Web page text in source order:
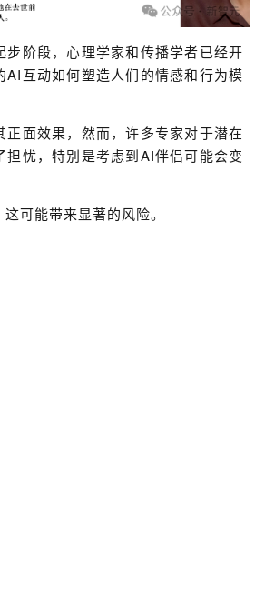
步阶段，心理学家和传播学者已经开
AI互动如何塑造人们的情感和行为模
正面效果，然而，许多专家对于潜在
担忧，特别是考虑到AI伴侣可能会变
可能带来显著的风险。